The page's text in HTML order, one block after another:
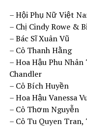
– Hội Phụ Nữ Việt
– Chị Cindy Rowe &
– Bác Sĩ Xuân Vũ
– Cô Thanh Hằng
– Hoa Hậu Phu
Chandler
– Cô Bích Huyền
– Hoa Hậu Vanessa
– Cô Thơm Nguyễn
– Cô Tu Quyen